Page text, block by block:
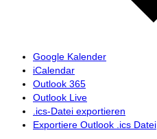
Google Kalender
iCalendar
Outlook 365
Outlook Live
.ics-Datei exportieren
Exportiere Outlook .ics Datei